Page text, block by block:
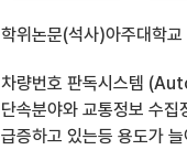
학위논문(석사)아주대학
차량번호 판독시스템
단속분야와 교통정보 수
급증하고 있는등 용도가